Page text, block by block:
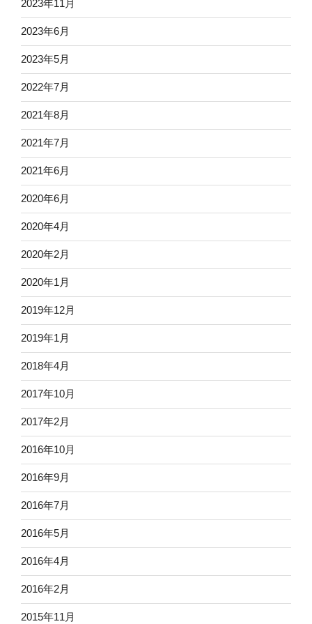
2023年11月
2023年6月
2023年5月
2022年7月
2021年8月
2021年7月
2021年6月
2020年6月
2020年4月
2020年2月
2020年1月
2019年12月
2019年1月
2018年4月
2017年10月
2017年2月
2016年10月
2016年9月
2016年7月
2016年5月
2016年4月
2016年2月
2015年11月